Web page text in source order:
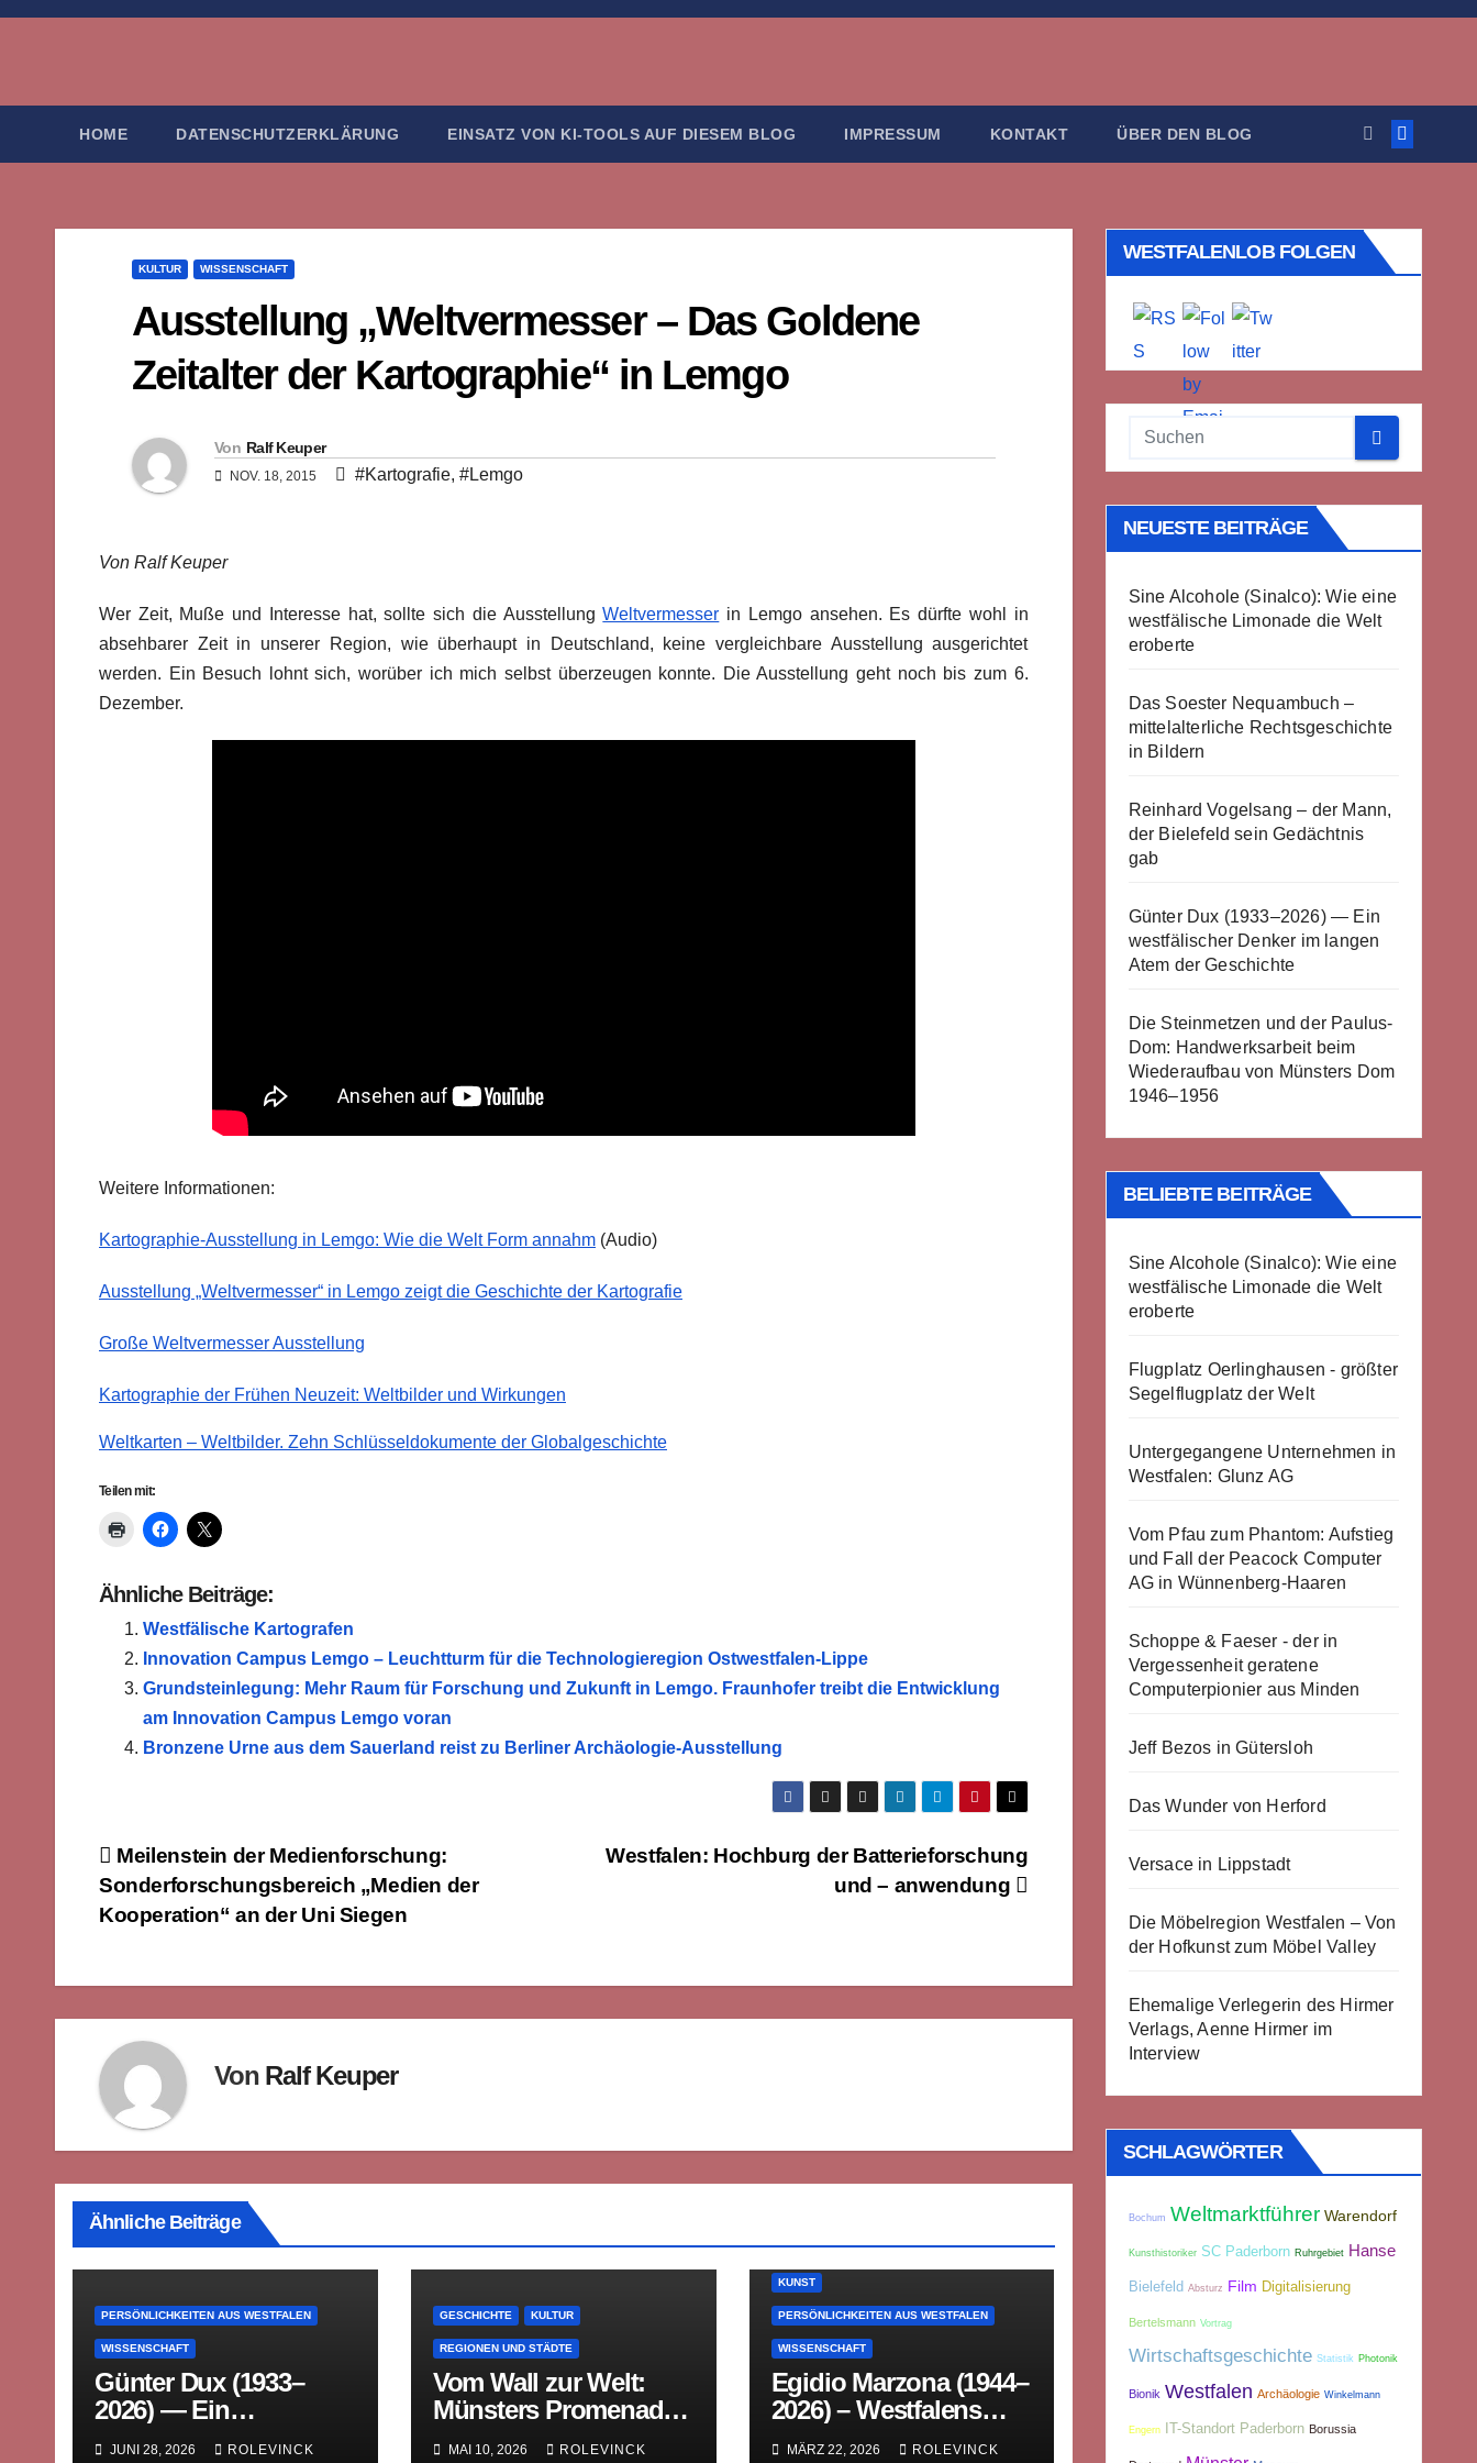
Zum
HOME DATENSCHUTZERKLÄRUNG EINSATZ VON KI-TOOLS AUF DIESEM BLOG IMPRESSUM KONTAKT ÜBER DEN BLOG
KULTUR WISSENSCHAFT
Ausstellung „Weltvermesser – Das Goldene
Zeitalter der Kartographie“ in Lemgo
Von Ralf Keuper
NOV. 18, 2015 #Kartografie, #Lemgo
Von Ralf Keuper
Wer Zeit, Muße und Interesse hat, sollte sich die AusstellungWeltvermesser in Lemgo ansehen. Es dürfte wohl in
absehbarer Zeit in unserer Region, wie überhaupt in Deutschland, keine vergleichbare Ausstellung ausgerichtet
werden. Ein Besuch lohnt sich, worüber ich mich selbst überzeugen konnte. Die Ausstellung geht noch bis zum 6.
Dezember.
Weitere Informationen:
Kartographie-Ausstellung in Lemgo: Wie die Welt Form annahm (Audio)
Ausstellung „Weltvermesser“ in Lemgo zeigt die Geschichte der Kartografie
Große Weltvermesser Ausstellung
Kartographie der Frühen Neuzeit: Weltbilder und Wirkungen
Weltkarten – Weltbilder. Zehn Schlüsseldokumente der Globalgeschichte
Teilen mit:
Ähnliche Beiträge:
Westfälische Kartografen
Innovation Campus Lemgo – Leuchtturm für die Technologieregion Ostwestfalen-Lippe
Grundsteinlegung: Mehr Raum für Forschung und Zukunft in Lemgo. Fraunhofer treibt die Entwicklung
am Innovation Campus Lemgo voran
Bronzene Urne aus dem Sauerland reist zu Berliner Archäologie-Ausstellung
Beitragsnavigation
Westfalen: Hochburg der Batterieforschung
und – anwendung
Meilenstein der Medienforschung:
Sonderforschungsbereich „Medien der
Kooperation“ an der Uni Siegen
Von Ralf Keuper
Ähnliche Beiträge
PERSÖNLICHKEITEN AUS WESTFALEN
WISSENSCHAFT
Günter Dux (1933–
2026) — Ein
westfälischer Denker
JUNI 28, 2026 ROLEVINCK
GESCHICHTE KULTUR
REGIONEN UND STÄDTE
Vom Wall zur Welt:
Münsters Promenade
und die Erfindung des
MAI 10, 2026 ROLEVINCK
KUNST
PERSÖNLICHKEITEN AUS WESTFALEN
WISSENSCHAFT
Egidio Marzona (1944–
2026) – Westfalens
Sammler der
MÄRZ 22, 2026 ROLEVINCK
WESTFALENLOB FOLGEN
NEUESTE BEITRÄGE
Sine Alcohole (Sinalco): Wie eine
westfälische Limonade die Welt
eroberte
Das Soester Nequambuch –
mittelalterliche Rechtsgeschichte
in Bildern
Reinhard Vogelsang – der Mann,
der Bielefeld sein Gedächtnis
gab
Günter Dux (1933–2026) — Ein
westfälischer Denker im langen
Atem der Geschichte
Die Steinmetzen und der Paulus-
Dom: Handwerksarbeit beim
Wiederaufbau von Münsters Dom
1946–1956
BELIEBTE BEITRÄGE
Sine Alcohole (Sinalco): Wie eine
westfälische Limonade die Welt
eroberte
Flugplatz Oerlinghausen - größter
Segelflugplatz der Welt
Untergegangene Unternehmen in
Westfalen: Glunz AG
Vom Pfau zum Phantom: Aufstieg
und Fall der Peacock Computer
AG in Wünnenberg-Haaren
Schoppe & Faeser - der in
Vergessenheit geratene
Computerpionier aus Minden
Jeff Bezos in Gütersloh
Das Wunder von Herford
Versace in Lippstadt
Die Möbelregion Westfalen – Von
der Hofkunst zum Möbel Valley
Ehemalige Verlegerin des Hirmer
Verlags, Aenne Hirmer im
Interview
SCHLAGWÖRTER
Bochum Weltmarktführer Warendorf
Kunsthistoriker SC Paderborn Ruhrgebiet Hanse
Bielefeld Absturz Film Digitalisierung
Bertelsmann Vortrag
Wirtschaftsgeschichte Statistik Photonik
Bionik Westfalen Archäologie Winkelmann
Engern IT-Standort Paderborn Borussia